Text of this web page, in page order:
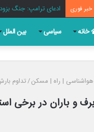
خبر فوری ادعای ترامپ: جنگ
خانه سیاسی بین الملل
هواشناسی | راه | مسکن/تداوم
و باران در برخی